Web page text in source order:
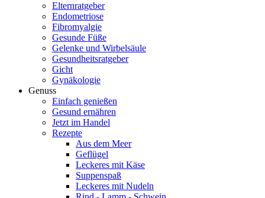
Elternratgeber
Endometriose
Fibromyalgie
Gesunde Füße
Gelenke und Wirbelsäule
Gesundheitsratgeber
Gicht
Gynäkologie
Genuss
Einfach genießen
Gesund ernähren
Jetzt im Handel
Rezepte
Aus dem Meer
Geflügel
Leckeres mit Käse
Suppenspaß
Leckeres mit Nudeln